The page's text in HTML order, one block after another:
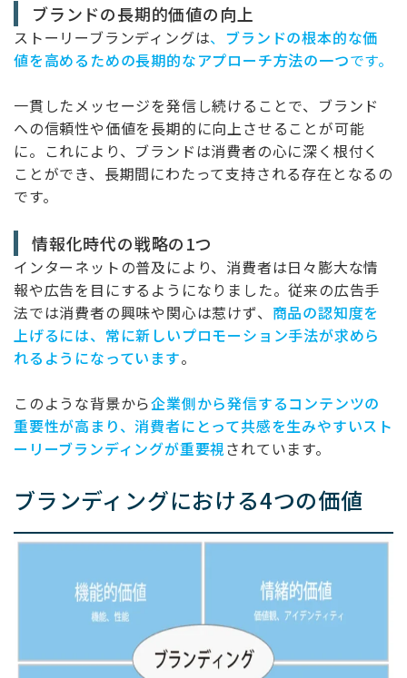
ブランドの長期的価値の向上
ストーリーブランディングは、 ブランドの根本的な価
値を高めるための長期的なアプローチ方法の一つです。
一貫したメッセージを発信し続けることで、ブランド
への信頼性や価値を長期的に向上させることが可能
に。これにより、ブランドは消費者の心に深く根付く
ことができ、長期間にわたって支持される存在となるの
です。
情報化時代の戦略の1つ
インターネットの普及により、消費者は日々膨大な情
報や広告を目にするようになりました。従来の広告手
法では消費者の興味や関心は惹けず、 商品の認知度を
上げるには、常に新しいプロモーション手法が求めら
れるようになっています。
このような背景から企業側から発信するコンテンツの
重要性が高まり、消費者にとって共感を生みやすいスト
ーリーブランディングが重要視されています。
ブランディングにおける4つの価値